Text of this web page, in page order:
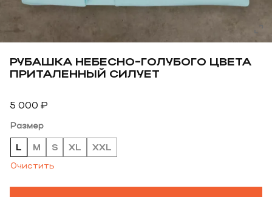
РУБАШКА НЕБЕСНО-ГОЛУБОГО ЦВЕТА
ПРИТАЛЕННЫЙ СИЛУЕТ
5 000 ₽
Размер
L M S XL
XXL
Очистить